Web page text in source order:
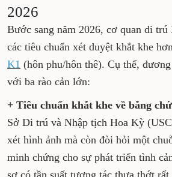
2026
Bước sang năm 2026, cơ quan di trú
các tiêu chuẩn xét duyệt khắt khe
K1 (hôn phu/hôn thê). Cụ thể,
với ba rào cản lớn:
+ Tiêu chuẩn khắt khe về bằng
Sở Di trú và Nhập tịch Hoa Kỳ
xét hình ảnh mà còn đòi hỏi một
minh chứng cho sự phát triển tình
sơ có tần suất tương tác thưa thớt